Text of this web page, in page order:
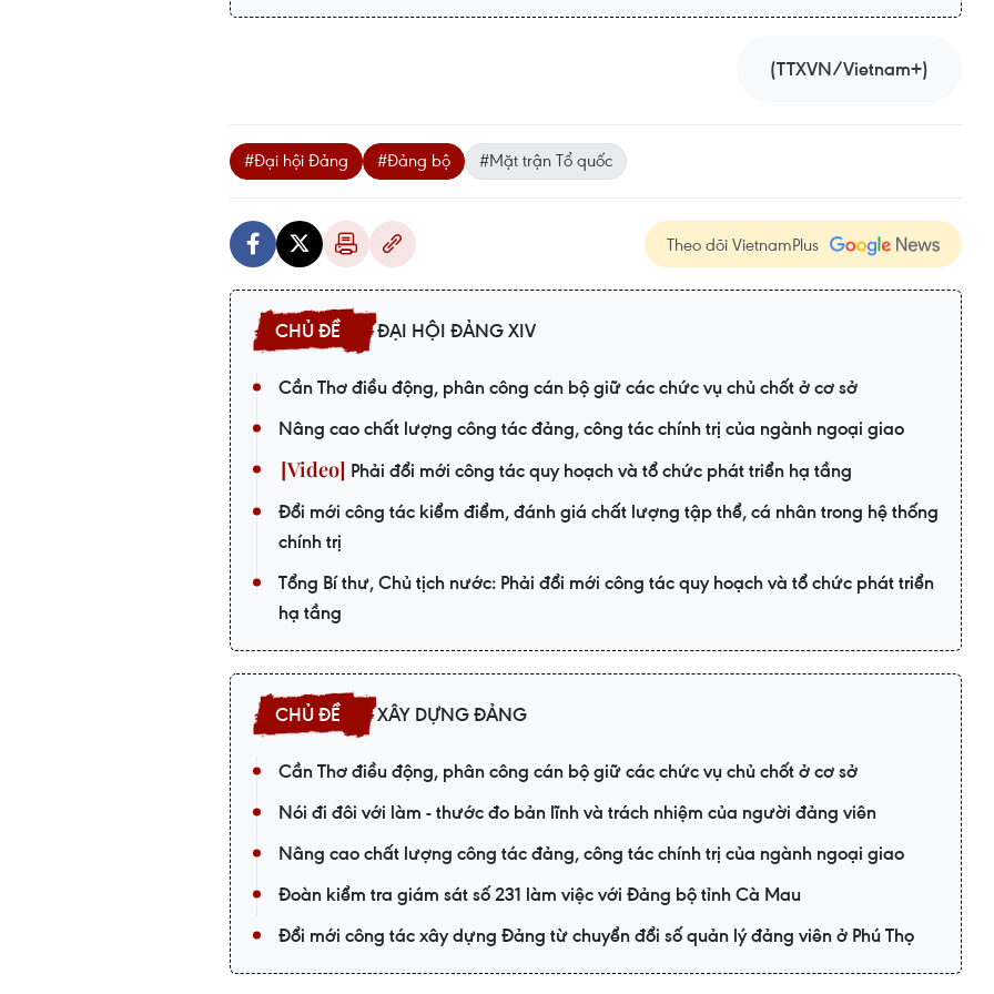
(TTXVN/Vietnam+)
#Đại hội Đảng #Đảng bộ #Mặt trận Tổ quốc
Theo dõi VietnamPlus
ĐẠI HỘI ĐẢNG XIV
Cần Thơ điều động, phân công cán bộ giữ các chức vụ chủ chốt ở cơ sở
Nâng cao chất lượng công tác đảng, công tác chính trị của ngành ngoại giao
Phải đổi mới công tác quy hoạch và tổ chức phát triển hạ tầng
Đổi mới công tác kiểm điểm, đánh giá chất lượng tập thể, cá nhân trong hệ thống
chính trị
Tổng Bí thư, Chủ tịch nước: Phải đổi mới công tác quy hoạch và tổ chức phát triển
hạ tầng
XÂY DỰNG ĐẢNG
Cần Thơ điều động, phân công cán bộ giữ các chức vụ chủ chốt ở cơ sở
Nói đi đôi với làm - thước đo bản lĩnh và trách nhiệm của người đảng viên
Nâng cao chất lượng công tác đảng, công tác chính trị của ngành ngoại giao
Đoàn kiểm tra giám sát số 231 làm việc với Đảng bộ tỉnh Cà Mau
Đổi mới công tác xây dựng Đảng từ chuyển đổi số quản lý đảng viên ở Phú Thọ